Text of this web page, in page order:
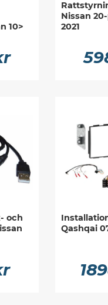
10>
Nissan
2021
och
Qashqai